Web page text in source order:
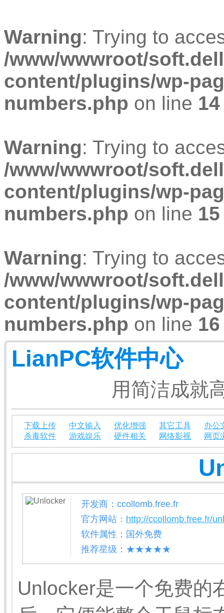
Warning: Trying to
/www/wwwroot/
content/plugins/wp-
numbers.php on line 14
Warning: Trying to
/www/wwwroot/
content/plugins/wp-
numbers.php on line 15
Warning: Trying to
/www/wwwroot/
content/plugins/wp-
numbers.php on line 16
LianPC软件中心
用简洁成就
下载上传 中文输入 优化增强 其它工具
办公
杀毒软件
游戏娱乐 硬件相关 网络影视 网页
开发商：ccollomb.free.fr
官方网站： http://ccollomb.free.fr/
软件属性：国外免费
推荐星级：★★★★★
Unlocker是一个免费的